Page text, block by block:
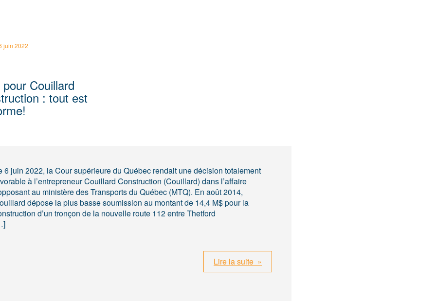
juin 2022
Couillard
: tout est
6 juin 2022, la Cour supérieure du Québec rendait une décision totalement
à l’entrepreneur Couillard Construction (Couillard) dans l’affaire
au ministère des Transports du Québec (MTQ). En août 2014,
dépose la plus basse soumission au montant de 14,4 M$ pour la
d’un tronçon de la nouvelle route 112 entre Thetford
Lire la suite »